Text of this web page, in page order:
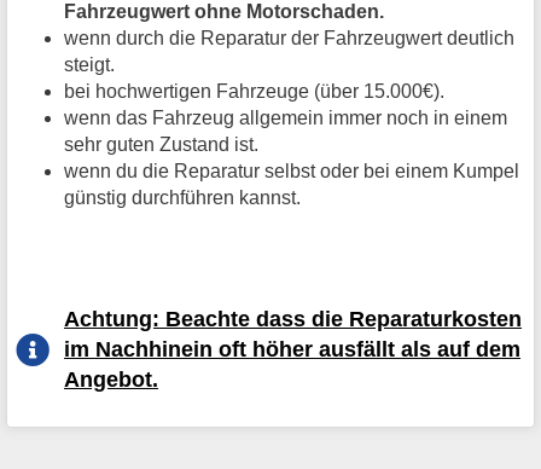
Fahrzeugwert ohne Motorschaden.
wenn durch die Reparatur der Fahrzeugwert deutlich
steigt.
bei hochwertigen Fahrzeuge (über 15.000€).
wenn das Fahrzeug allgemein immer noch in einem
sehr guten Zustand ist.
wenn du die Reparatur selbst oder bei einem Kumpel
günstig durchführen kannst.
Achtung: Beachte dass die Reparaturkosten
im Nachhinein oft höher ausfällt als auf dem
Angebot.